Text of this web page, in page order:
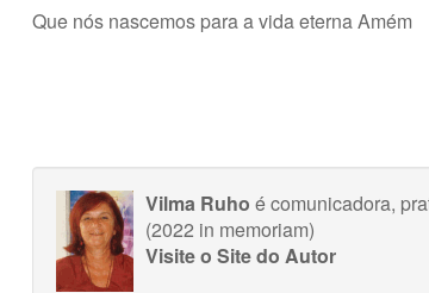
Que nós nascemos para a vida eterna Amém
Vilma Ruho é comunicadora,
(2022 in memoriam)
Visite o Site do Autor